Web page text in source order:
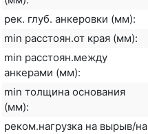
рек. глуб. анкеровки (мм):
min расстоян.от края (мм):
min расстоян.между
анкерами (мм):
min толщина основания
(мм):
реком.нагрузка на вырыв/на